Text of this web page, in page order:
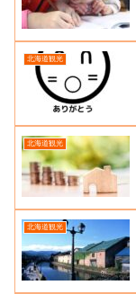
北海道観光
北海道観光
北海道観光